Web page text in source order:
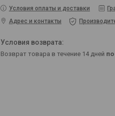
Условия оплаты и доставки
Адрес и контакты
возврат товара в течение 14 дней